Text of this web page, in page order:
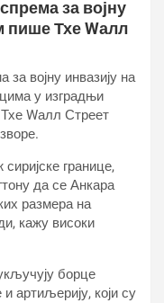
за војну
пише Тхе Wалл
за војну инвазију на
у изградњи
Wалл Стреет
сиријске границе,
да се Анкара
размера на
кажу високи
борце
артиљерију, који су